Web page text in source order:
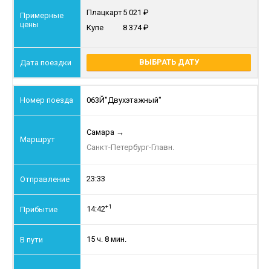
Плацкарт5 021
Купе
8 374
ВЫБРАТЬ ДАТУ
063Й"Двухэтажный"
Самара →
Санкт-Петербург-Главн.
23:33
14:42+1
15 ч. 8 мин.